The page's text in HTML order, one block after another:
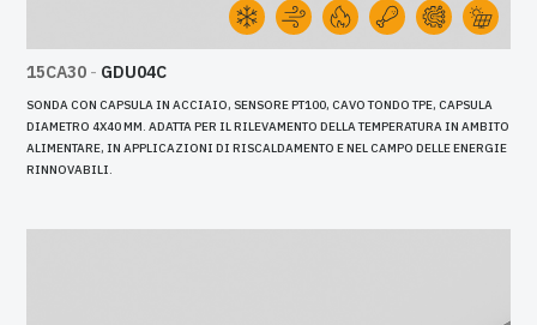
15CA30 - GDU04C
SONDA CON CAPSULA IN ACCIAIO, SENSORE PT100, CAVO TONDO TPE, CAPSULA
DIAMETRO 4X40 MM. ADATTA PER IL RILEVAMENTO DELLA TEMPERATURA IN AMBITO
ALIMENTARE, IN APPLICAZIONI DI RISCALDAMENTO E NEL CAMPO DELLE ENERGIE
RINNOVABILI.